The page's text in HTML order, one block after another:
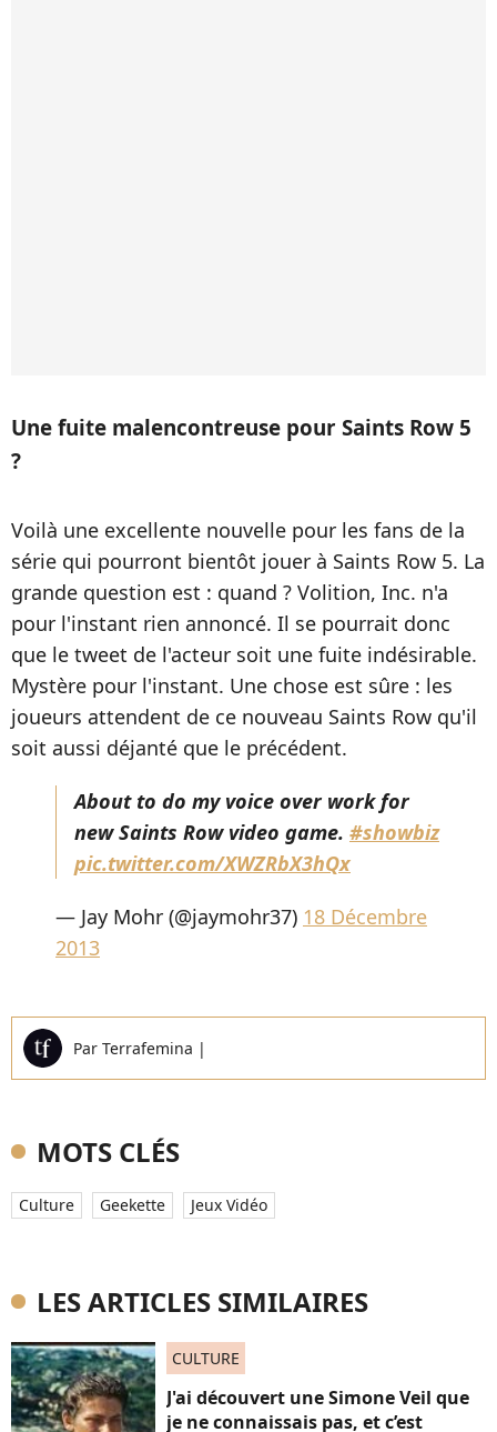
Une fuite malencontreuse pour Saints Row 5
?
Voilà une excellente nouvelle pour les fans de la
série qui pourront bientôt jouer à Saints Row 5. La
grande question est : quand ? Volition, Inc. n'a
pour l'instant rien annoncé. Il se pourrait donc
que le tweet de l'acteur soit une fuite indésirable.
Mystère pour l'instant. Une chose est sûre : les
joueurs attendent de ce nouveau Saints Row qu'il
soit aussi déjanté que le précédent.
About to do my voice over work for
new Saints Row video game. #showbiz
pic.twitter.com/XWZRbX3hQx
— Jay Mohr (@jaymohr37) 18 Décembre
2013
Par Terrafemina |
MOTS CLÉS
Culture Geekette Jeux Vidéo
LES ARTICLES SIMILAIRES
CULTURE
J'ai découvert une Simone Veil que
je ne connaissais pas, et c’est